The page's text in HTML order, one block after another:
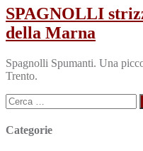
SPAGNOLLI
della Marna
Spagnolli Spumanti. Una
Trento.
Ricerca
per:
Categorie